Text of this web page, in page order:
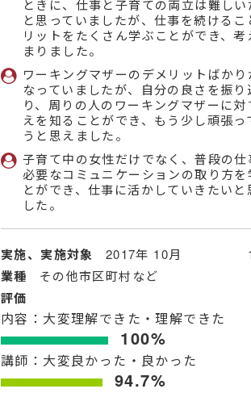
ときに、仕事と子育ての両立は難しい
と思っていましたが、仕事を続けるこ
リットをたくさん学ぶことができ、考
まりました。
ワーキングマザーのデメリットばかり
なっていましたが、自分の良さを振り
り、周りの人のワーキングマザーに対
えを知ることができ、もう少し頑張っ
うと思えました。
子育て中の女性だけでなく、普段の仕
必要なコミュニケーションの取り方を
とができ、仕事に活かしていきたいと
した。
実施、実施対象 2017年 10月
業種 その他市区町村など
評価
内容：大変理解できた・理解できた
100%
講師：大変良かった・良かった
94.7%